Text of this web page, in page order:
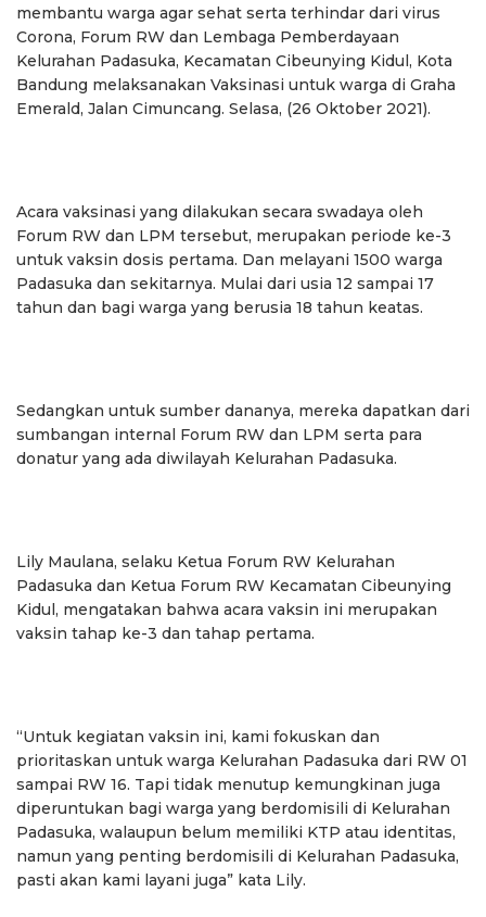
membantu warga agar sehat serta terhindar dari virus
Corona, Forum RW dan Lembaga Pemberdayaan
Kelurahan Padasuka, Kecamatan Cibeunying Kidul, Kota
Bandung melaksanakan Vaksinasi untuk warga di Graha
Emerald, Jalan Cimuncang. Selasa, (26 Oktober 2021).
Acara vaksinasi yang dilakukan secara swadaya oleh
Forum RW dan LPM tersebut, merupakan periode ke-3
untuk vaksin dosis pertama. Dan melayani 1500 warga
Padasuka dan sekitarnya. Mulai dari usia 12 sampai 17
tahun dan bagi warga yang berusia 18 tahun keatas.
Sedangkan untuk sumber dananya, mereka dapatkan dari
sumbangan internal Forum RW dan LPM serta para
donatur yang ada diwilayah Kelurahan Padasuka.
Lily Maulana, selaku Ketua Forum RW Kelurahan
Padasuka dan Ketua Forum RW Kecamatan Cibeunying
Kidul, mengatakan bahwa acara vaksin ini merupakan
vaksin tahap ke-3 dan tahap pertama.
“Untuk kegiatan vaksin ini, kami fokuskan dan
prioritaskan untuk warga Kelurahan Padasuka dari RW 01
sampai RW 16. Tapi tidak menutup kemungkinan juga
diperuntukan bagi warga yang berdomisili di Kelurahan
Padasuka, walaupun belum memiliki KTP atau identitas,
namun yang penting berdomisili di Kelurahan Padasuka,
pasti akan kami layani juga” kata Lily.